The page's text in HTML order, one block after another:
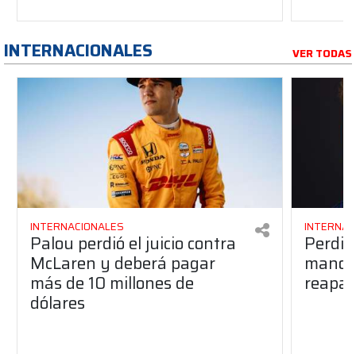
INTERNACIONALES VER TODAS
INTERNACIONALES
Palou perdió el juicio contra
McLaren y deberá pagar
más de 10 millones de
dólares